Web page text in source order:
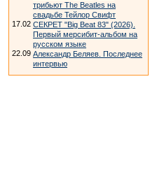
трибьют The Beatles на
свадьбе Тейлор Свифт
17.02 СЕКРЕТ "Big Beat 83" (2026).
Первый мерсибит-альбом на
русском языке
22.09 Александр Беляев. Последнее
интервью